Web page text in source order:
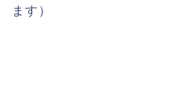
ます）